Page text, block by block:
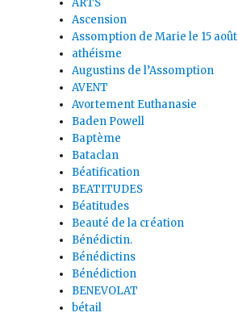
ARTS
Ascension
Assomption de Marie le 15 août
athéisme
Augustins de l’Assomption
AVENT
Avortement Euthanasie
Baden Powell
Baptème
Bataclan
Béatification
BEATITUDES
Béatitudes
Beauté de la création
Bénédictin.
Bénédictins
Bénédiction
BENEVOLAT
bétail